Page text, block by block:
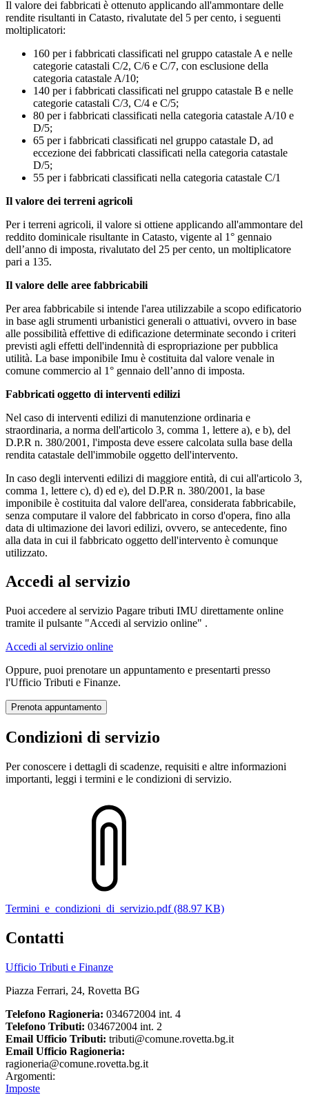
Il valore dei fabbricati è ottenuto applicando all'ammontare delle
rendite risultanti in Catasto, rivalutate del 5 per cento, i seguenti
moltiplicatori:
160 per i fabbricati classificati nel gruppo catastale A e nelle
categorie catastali C/2, C/6 e C/7, con esclusione della
categoria catastale A/10;
140 per i fabbricati classificati nel gruppo catastale B e nelle
categorie catastali C/3, C/4 e C/5;
80 per i fabbricati classificati nella categoria catastale A/10 e
D/5;
65 per i fabbricati classificati nel gruppo catastale D, ad
eccezione dei fabbricati classificati nella categoria catastale
D/5;
55 per i fabbricati classificati nella categoria catastale C/1
Il valore dei terreni agricoli
Per i terreni agricoli, il valore si ottiene applicando all'ammontare del
reddito dominicale risultante in Catasto, vigente al 1° gennaio
dell’anno di imposta, rivalutato del 25 per cento, un moltiplicatore
pari a 135.
Il valore delle aree fabbricabili
Per area fabbricabile si intende l'area utilizzabile a scopo edificatorio
in base agli strumenti urbanistici generali o attuativi, ovvero in base
alle possibilità effettive di edificazione determinate secondo i criteri
previsti agli effetti dell'indennità di espropriazione per pubblica
utilità. La base imponibile Imu è costituita dal valore venale in
comune commercio al 1° gennaio dell’anno di imposta.
Fabbricati oggetto di interventi edilizi
Nel caso di interventi edilizi di manutenzione ordinaria e
straordinaria, a norma dell'articolo 3, comma 1, lettere a), e b), del
D.P.R n. 380/2001, l'imposta deve essere calcolata sulla base della
rendita catastale dell'immobile oggetto dell'intervento.
In caso degli interventi edilizi di maggiore entità, di cui all'articolo 3,
comma 1, lettere c), d) ed e), del D.P.R n. 380/2001, la base
imponibile è costituita dal valore dell'area, considerata fabbricabile,
senza computare il valore del fabbricato in corso d'opera, fino alla
data di ultimazione dei lavori edilizi, ovvero, se antecedente, fino
alla data in cui il fabbricato oggetto dell'intervento è comunque
utilizzato.
Accedi al servizio
Puoi accedere al servizio Pagare tributi IMU direttamente online
tramite il pulsante "Accedi al servizio online" .
Accedi al servizio online
Oppure, puoi prenotare un appuntamento e presentarti presso
l'Ufficio Tributi e Finanze.
Prenota appuntamento
Condizioni di servizio
Per conoscere i dettagli di scadenze, requisiti e altre informazioni
importanti, leggi i termini e le condizioni di servizio.
Termini_e_condizioni_di_servizio.pdf (88.97 KB)
Contatti
Ufficio Tributi e Finanze
Piazza Ferrari, 24, Rovetta BG
Telefono Ragioneria: 034672004 int. 4
Telefono Tributi: 034672004 int. 2
Email Ufficio Tributi: tributi@comune.rovetta.bg.it
Email Ufficio Ragioneria:
ragioneria@comune.rovetta.bg.it
Argomenti:
Imposte